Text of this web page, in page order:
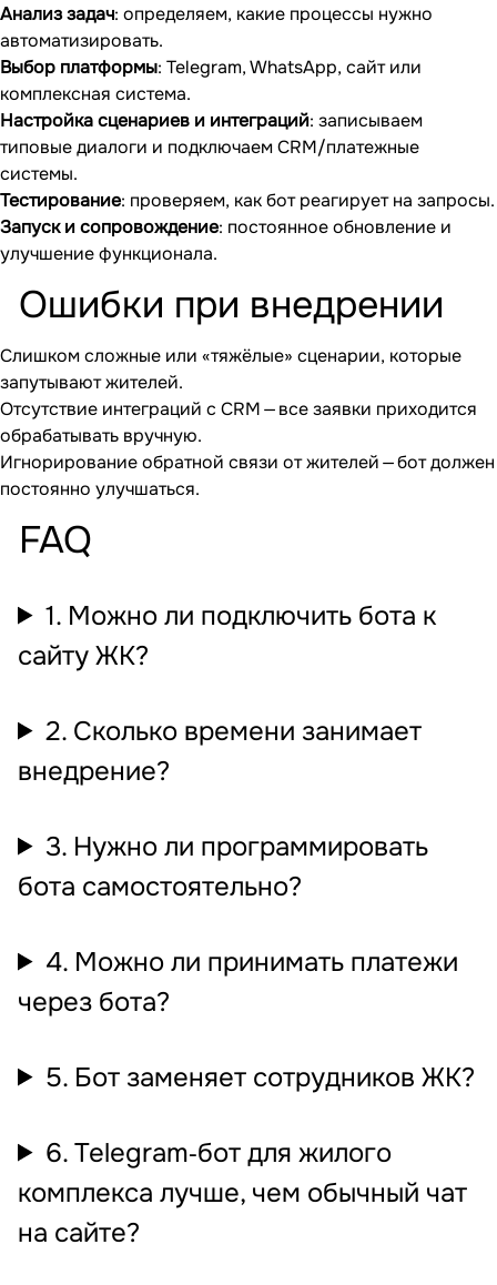
Анализ задач: определяем, какие процессы нужно
автоматизировать.
Выбор платформы: Telegram, WhatsApp, сайт или
комплексная система.
Настройка сценариев и интеграций: записываем
типовые диалоги и подключаем CRM/платежные
системы.
Тестирование: проверяем, как бот реагирует на запросы.
Запуск и сопровождение: постоянное обновление и
улучшение функционала.
Ошибки при внедрении
Слишком сложные или «тяжёлые» сценарии, которые
запутывают жителей.
Отсутствие интеграций с CRM — все заявки приходится
обрабатывать вручную.
Игнорирование обратной связи от жителей — бот должен
постоянно улучшаться.
FAQ
1. Можно ли подключить бота к
сайту ЖК?
2. Сколько времени занимает
внедрение?
3. Нужно ли программировать
бота самостоятельно?
4. Можно ли принимать платежи
через бота?
5. Бот заменяет сотрудников ЖК?
6. Telegram‐бот для жилого
комплекса лучше, чем обычный чат
на сайте?